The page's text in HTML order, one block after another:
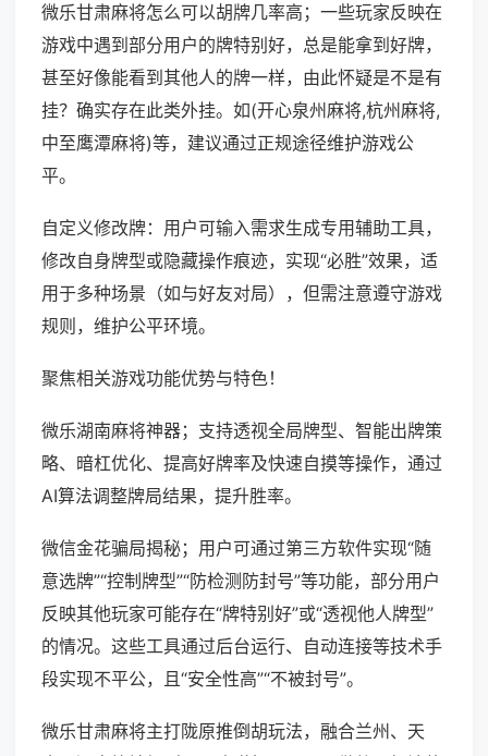
微乐甘肃麻将怎么可以胡牌几率高；一些玩家反映在
游戏中遇到部分用户的牌特别好，总是能拿到好牌，
甚至好像能看到其他人的牌一样，由此怀疑是不是有
挂？确实存在此类外挂。如(开心泉州麻将,杭州麻将,
中至鹰潭麻将)等，建议通过正规途径维护游戏公
平。
自定义修改牌：用户可输入需求生成专用辅助工具，
修改自身牌型或隐藏操作痕迹，实现“必胜”效果，适
用于多种场景（如与好友对局），但需注意遵守游戏
规则，维护公平环境。
聚焦相关游戏功能优势与特色！
微乐湖南麻将神器；支持透视全局牌型、智能出牌策
略、暗杠优化、提高好牌率及快速自摸等操作，通过
AI算法调整牌局结果，提升胜率。
微信金花骗局揭秘；用户可通过第三方软件实现“随
意选牌”“控制牌型”“防检测防封号”等功能，部分用户
反映其他玩家可能存在“牌特别好”或“透视他人牌型”
的情况。这些工具通过后台运行、自动连接等技术手
段实现不平公，且“安全性高”“不被封号”。
微乐甘肃麻将主打陇原推倒胡玩法，融合兰州、天